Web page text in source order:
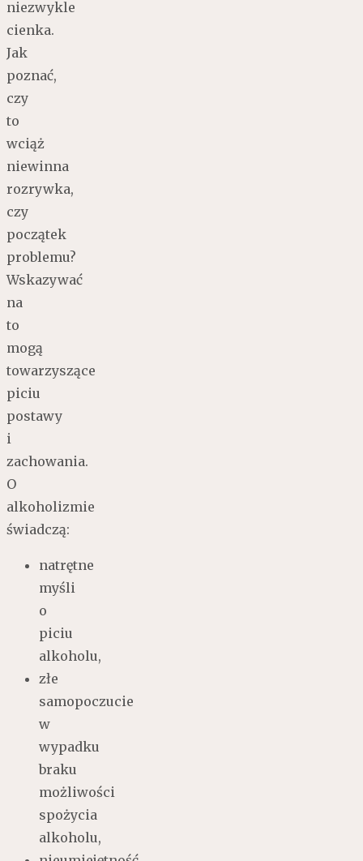
niezwykle
cienka.
Jak
poznać,
czy
to
wciąż
niewinna
rozrywka,
czy
początek
problemu?
Wskazywać
na
to
mogą
towarzyszące
piciu
postawy
i
zachowania.
O
alkoholizmie
świadczą:
natrętne
myśli
o
piciu
alkoholu,
złe
samopoczucie
w
wypadku
braku
możliwości
spożycia
alkoholu,